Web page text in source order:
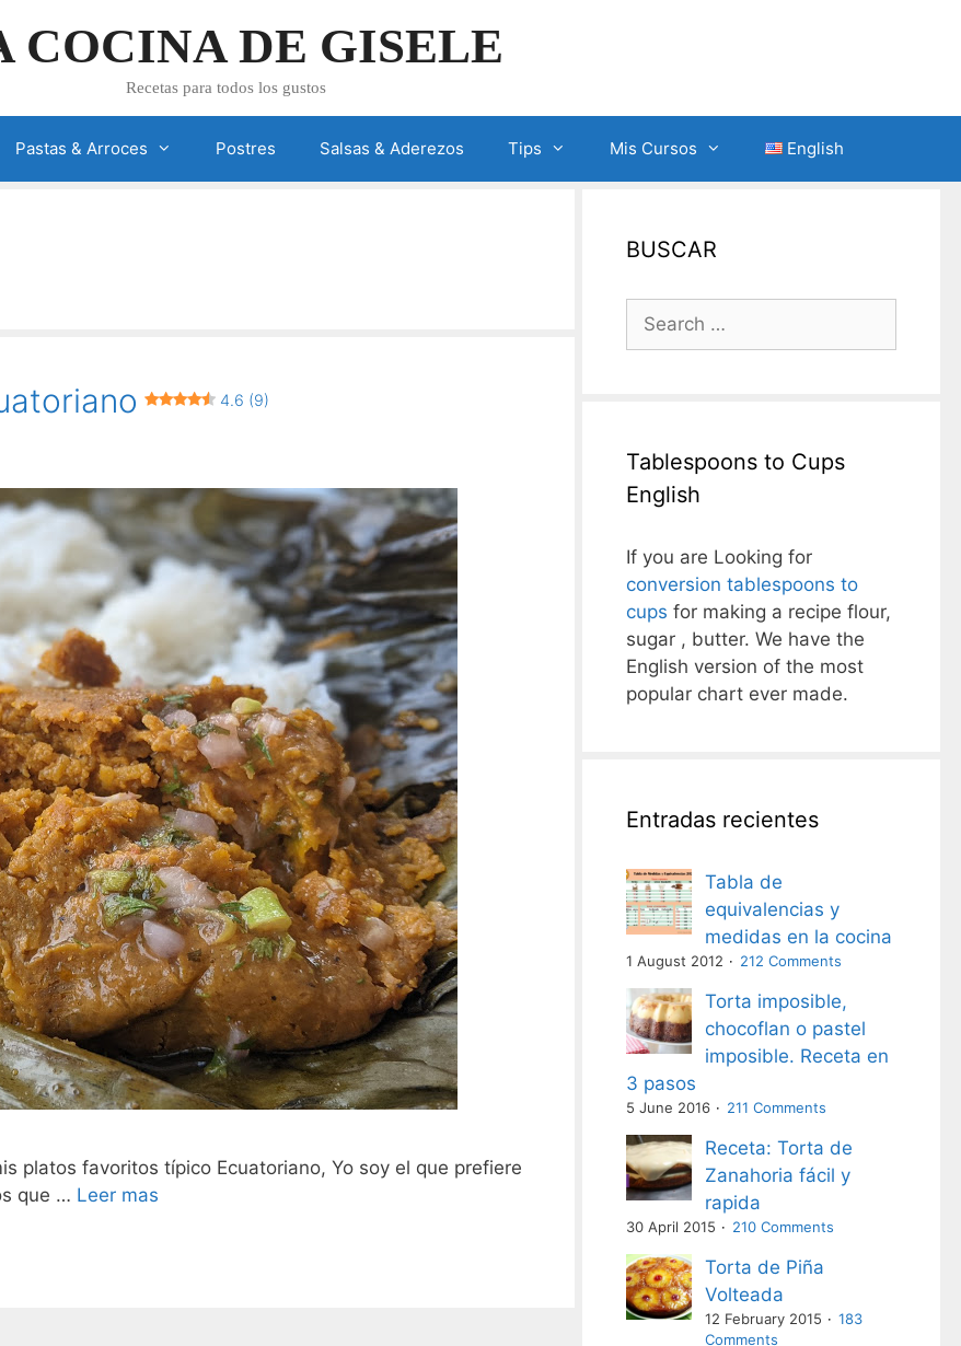
COCINA DE GISELE
Recetas para todos los gustos
Pastas & Arroces Postres Salsas & Aderezos Tips Mis Cursos English
4.6 (9)
platos favoritos típico Ecuatoriano, Yo soy el que prefiere
que … Leer mas
BUSCAR
Search
for:
Tablespoons to Cups
English
If you are Looking for
conversion tablespoons to
cups for making a recipe flour,
sugar , butter. We have the
English version of the most
popular chart ever made.
Entradas recientes
Tabla de
equivalencias y
medidas en la cocina
1 August 2012 212 Comments
Torta imposible,
chocoflan o pastel
imposible. Receta en
3 pasos
5 June 2016 211 Comments
Receta: Torta de
Zanahoria fácil y
rapida
30 April 2015 210 Comments
Torta de Piña
Volteada
12 February 2015
183
Comments